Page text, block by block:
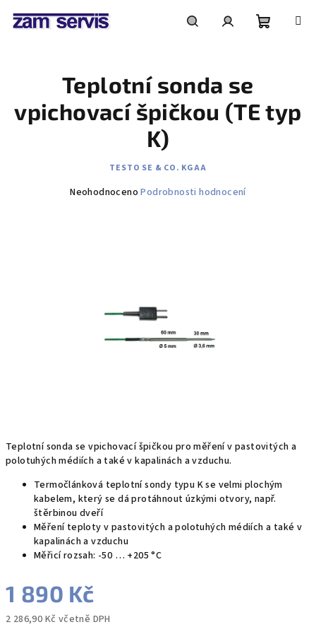
Teplotní sonda se vpichovací špičkou pro měření v pastovitých a
polotuhých médiích a také v kapalinách a vzduchu.
Termočlánková teplotní sondy typu K se velmi plochým
kabelem, který se dá protáhnout úzkými otvory, např.
štěrbinou dveří
Měření teploty v pastovitých a polotuhých médiích a také v
kapalinách a vzduchu
Měřicí rozsah: -50 … +205 °C
1 890 Kč
2 286,90 Kč včetně DPH
Teplotní sonda se
vpichovací špičkou (TE typ
K)
TESTO SE & CO. KGAA
Průměrné
Neohodnoceno Podrobnosti hodnocení